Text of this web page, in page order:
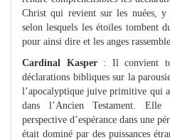
Christ qui revient sur les nuées, y
selon lesquels les étoiles tombent
pour ainsi dire et les anges
Cardinal Kasper : Il convient
déclarations bibliques sur la
l’apocalyptique juive primitive qui
dans l’Ancien Testament.
perspective d’espérance dans une
était dominé par des puissances